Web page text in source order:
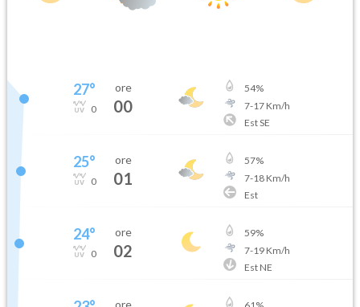
27°
0
ore
00
54%
7-17Km/h
Est SE
25°
0
ore
01
57%
7-18Km/h
Est
24°
0
ore
02
59%
7-19Km/h
Est NE